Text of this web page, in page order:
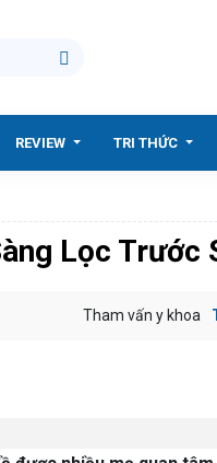
REVIEW TRI THỨC
Lọc Trước
Tham vấn y khoa